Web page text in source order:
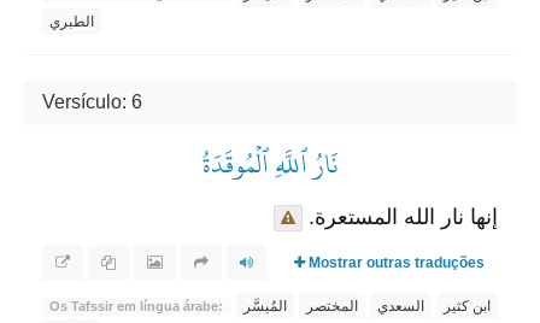
الطبري
Versículo: 6
نَارُ ٱللَّهِ ٱلۡمُوقَدَةُ
إنها نار الله المستعرة.
Mostrar outras traduções
Os Tafssir em língua árabe: المُيسَّر المختصر السعدي
ابن كثير